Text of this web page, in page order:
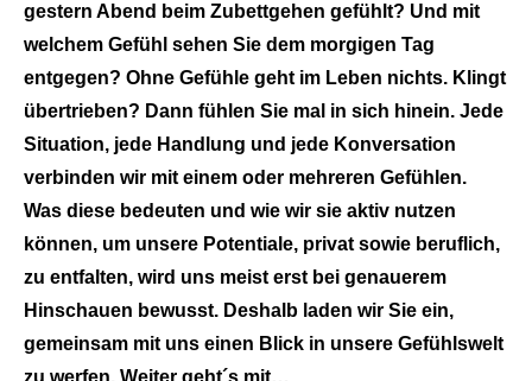
gestern Abend beim Zubettgehen gefühlt? Und mit
welchem Gefühl sehen Sie dem morgigen Tag
entgegen? Ohne Gefühle geht im Leben nichts. Klingt
übertrieben? Dann fühlen Sie mal in sich hinein. Jede
Situation, jede Handlung und jede Konversation
verbinden wir mit einem oder mehreren Gefühlen.
Was diese bedeuten und wie wir sie aktiv nutzen
können, um unsere Potentiale, privat sowie beruflich,
zu entfalten, wird uns meist erst bei genauerem
Hinschauen bewusst. Deshalb laden wir Sie ein,
gemeinsam mit uns einen Blick in unsere Gefühlswelt
zu werfen. Weiter geht´s mit…